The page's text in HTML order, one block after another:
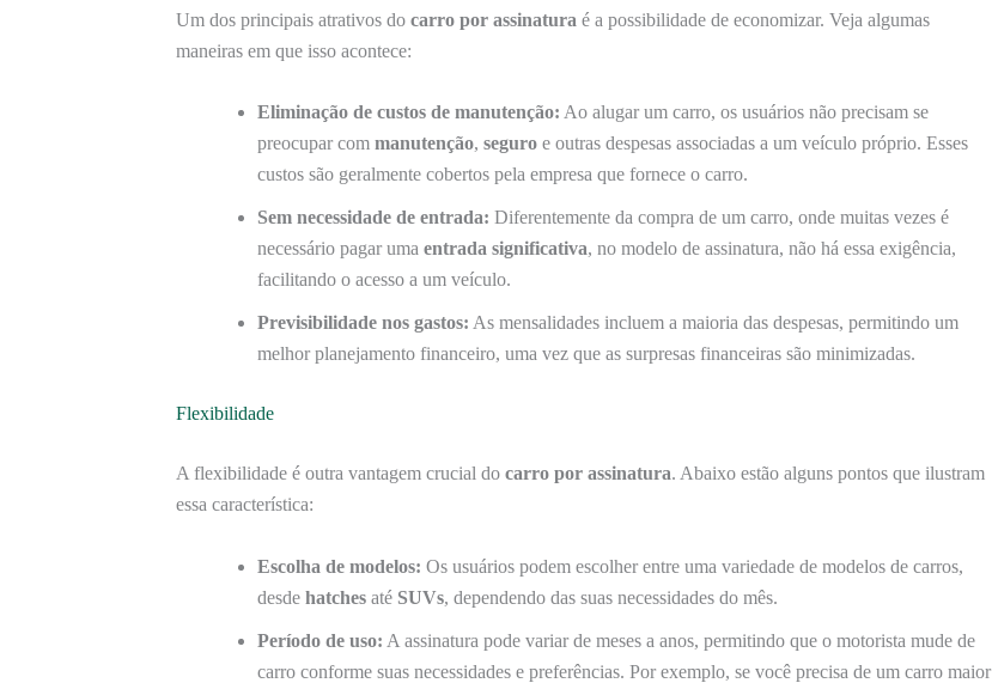
Um dos principais atrativos do carro por assinatura é a possibilidade de economizar. Veja algumas
maneiras em que isso acontece:
Eliminação de custos de manutenção: Ao alugar um carro, os usuários não precisam se
preocupar com manutenção, seguro e outras despesas associadas a um veículo próprio. Esses
custos são geralmente cobertos pela empresa que fornece o carro.
Sem necessidade de entrada: Diferentemente da compra de um carro, onde muitas vezes é
necessário pagar uma entrada significativa, no modelo de assinatura, não há essa exigência,
facilitando o acesso a um veículo.
Previsibilidade nos gastos: As mensalidades incluem a maioria das despesas, permitindo um
melhor planejamento financeiro, uma vez que as surpresas financeiras são minimizadas.
Flexibilidade
A flexibilidade é outra vantagem crucial do carro por assinatura. Abaixo estão alguns pontos que ilustram
essa característica:
Escolha de modelos: Os usuários podem escolher entre uma variedade de modelos de carros,
desde hatches até SUVs, dependendo das suas necessidades do mês.
Período de uso: A assinatura pode variar de meses a anos, permitindo que o motorista mude de
carro conforme suas necessidades e preferências. Por exemplo, se você precisa de um carro maior